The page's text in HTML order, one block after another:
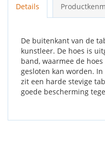
Details
De buitenkant van de
kunstleer. De hoes is
band, waarmee de
gesloten kan worden.
zit een harde stevige
goede bescherming